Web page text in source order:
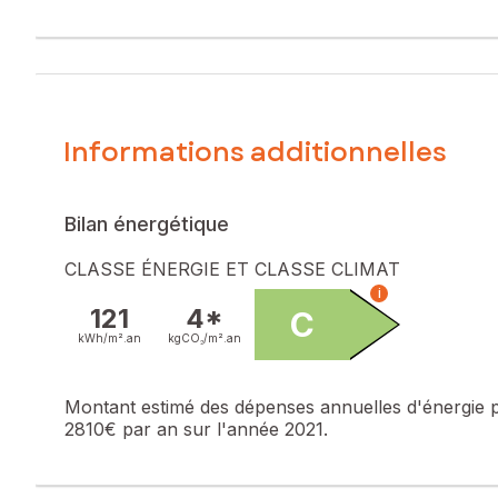
convivialité, agrémentée d’une pergola bioclimatique et
laboratoire, idéal pour de la cuisine / boucherie ou
Les informations sur les risques auxquels ce bien est
Honoraires charge vendeur
Contactez votre conseiller SAFTI : Dorian PRAUD, Tél. :
779 989
Informations additionnelles
Bilan énergétique
CLASSE ÉNERGIE ET CLASSE CLIMAT
121
kWh/m². an
4*
kgCO₂/m². an C
i
Montant estimé des dépenses annuelles d'énergie
2810€ par an sur l'année 2021.